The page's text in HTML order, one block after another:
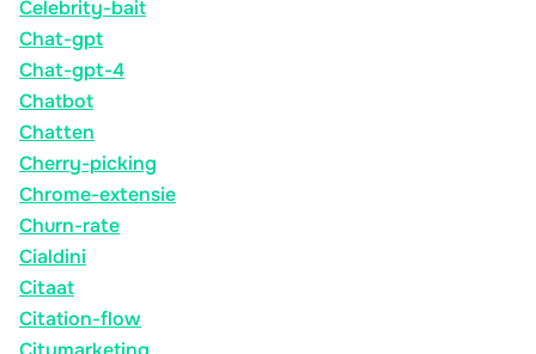
Celebrity-bait
Chat-gpt
Chat-gpt-4
Chatbot
Chatten
Cherry-picking
Chrome-extensie
Churn-rate
Cialdini
Citaat
Citation-flow